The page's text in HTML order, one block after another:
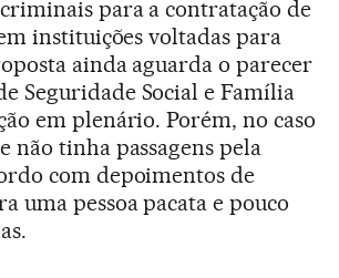
para a contratação de
instituições voltadas para
ainda aguarda o parecer
Seguridade Social e Família
em plenário. Porém, no caso
não tinha passagens pela
com depoimentos de
uma pessoa pacata e pouco